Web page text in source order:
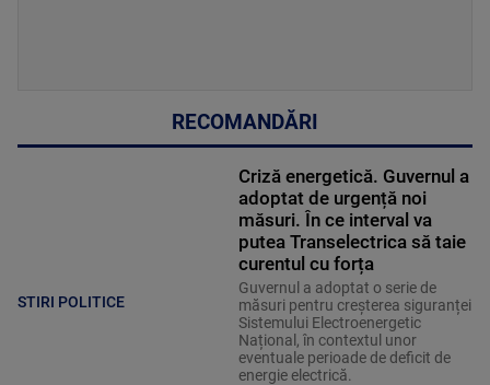
RECOMANDĂRI
STIRI POLITICE
Criză energetică. Guvernul a
adoptat de urgență noi
măsuri. În ce interval va
putea Transelectrica să taie
curentul cu forța
Guvernul a adoptat o serie de
măsuri pentru creșterea siguranței
Sistemului Electroenergetic
Național, în contextul unor
eventuale perioade de deficit de
energie electrică.